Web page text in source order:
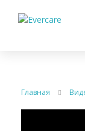
Главная